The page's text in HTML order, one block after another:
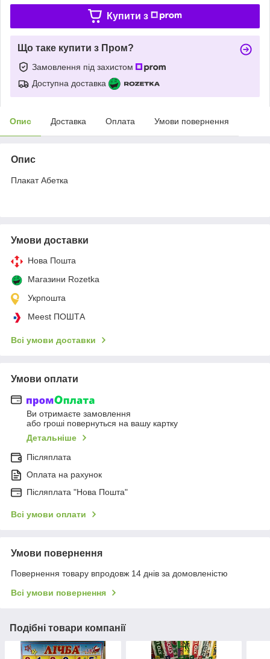
Купити з
Що таке купити з Пром?
Замовлення під захистом
Доступна доставка
Опис Доставка Оплата Умови повернення
Опис
Плакат Абетка
Умови доставки
Нова Пошта
Магазини Rozetka
Укрпошта
Meest ПОШТА
Всі умови доставки
Умови оплати
Ви отримаєте замовлення
або гроші повернуться на вашу картку
Детальніше
Післяплата
Оплата на рахунок
Післяплата "Нова Пошта"
Всі умови оплати
Умови повернення
Повернення товару впродовж 14 днів за домовленістю
Всі умови повернення
Подібні товари компанії